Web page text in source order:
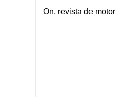
On, revista de motor